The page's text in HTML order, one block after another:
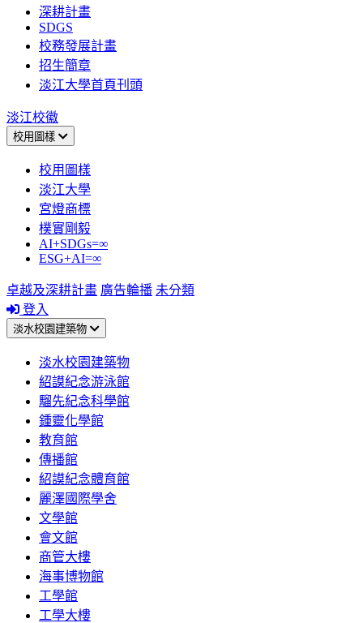
深耕計畫
SDGS
校務發展計畫
招生簡章
淡江大學首頁刊頭
淡江校徽
校用圖樣
校用圖樣
淡江大學
宮燈商標
樸實剛毅
AI+SDGs=∞
ESG+AI=∞
卓越及深耕計畫 廣告輪播 未分類
登入
淡水校園建築物
淡水校園建築物
紹謨紀念游泳館
騮先紀念科學館
鍾靈化學館
教育館
傳播館
紹謨紀念體育館
麗澤國際學舍
文學館
會文館
商管大樓
海事博物館
工學館
工學大樓